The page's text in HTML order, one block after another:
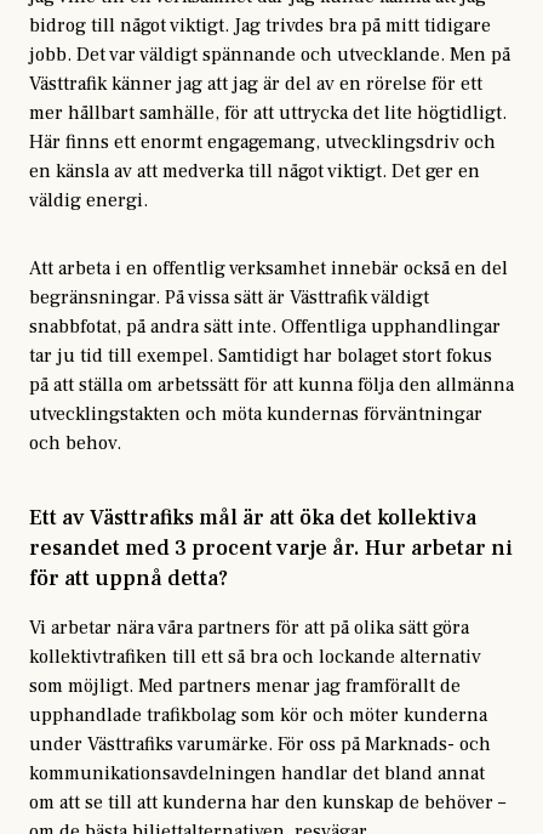
bidrog till något viktigt. Jag trivdes bra på mitt tidigare
jobb. Det var väldigt spännande och utvecklande. Men på
Västtrafik känner jag att jag är del av en rörelse för ett
mer hållbart samhälle, för att uttrycka det lite högtidligt.
Här finns ett enormt engagemang, utvecklingsdriv och
en känsla av att medverka till något viktigt. Det ger en
väldig energi.
Att arbeta i en offentlig verksamhet innebär också en del
begränsningar. På vissa sätt är Västtrafik väldigt
snabbfotat, på andra sätt inte. Offentliga upphandlingar
tar ju tid till exempel. Samtidigt har bolaget stort fokus
på att ställa om arbetssätt för att kunna följa den allmänna
utvecklingstakten och möta kundernas förväntningar
och behov.
Ett av Västtrafiks mål är att öka det kollektiva
resandet med 3 procent varje år. Hur arbetar ni
för att uppnå detta?
Vi arbetar nära våra partners för att på olika sätt göra
kollektivtrafiken till ett så bra och lockande alternativ
som möjligt. Med partners menar jag framförallt de
upphandlade trafikbolag som kör och möter kunderna
under Västtrafiks varumärke. För oss på Marknads- och
kommunikationsavdelningen handlar det bland annat
om att se till att kunderna har den kunskap de behöver –